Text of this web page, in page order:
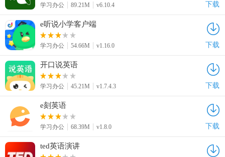
学习办公 89.21M v6.10.4 下载
e听说小学客户端
学习办公 54.66M v1.16.0 下载
开口说英语
学习办公 45.21M v1.7.4.3 下载
e刻英语
学习办公 68.39M v1.8.0 下载
ted英语演讲